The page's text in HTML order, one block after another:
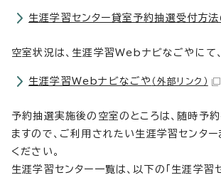
生涯学習センター貸室予約抽選受付方法
空室状況は、生涯学習Webナビなごやにて
生涯学習Webナビなごや （外部リンク）
予約抽選実施後の空室のところは、随時予
ますので、ご利用されたい生涯学習センタ
ください。
生涯学習センター一覧は、以下の「生涯学習